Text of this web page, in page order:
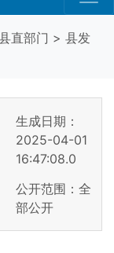
直部门 > 县发
生成日期：
2025-04-01
16:47:08.0
公开范围：全
部公开